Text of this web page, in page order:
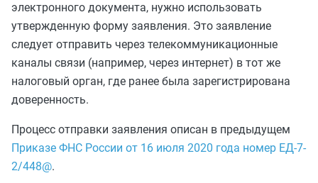
электронного документа, нужно использовать
утвержденную форму заявления. Это заявление
следует отправить через телекоммуникационные
каналы связи (например, через интернет) в тот же
налоговый орган, где ранее была зарегистрирована
доверенность.
Процесс отправки заявления описан в предыдущем
Приказе ФНС России от 16 июля 2020 года номер ЕД-7-
2/448@.